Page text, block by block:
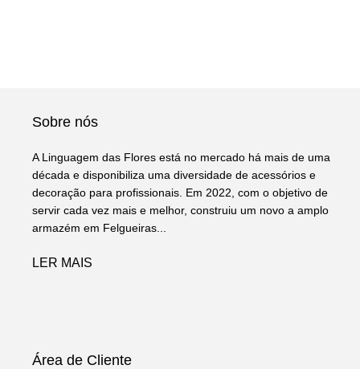
Sobre nós
A Linguagem das Flores está no mercado há mais de uma
década e disponibiliza uma diversidade de acessórios e
decoração para profissionais. Em 2022, com o objetivo de
servir cada vez mais e melhor, construiu um novo a amplo
armazém em Felgueiras...
LER MAIS
Área de Cliente